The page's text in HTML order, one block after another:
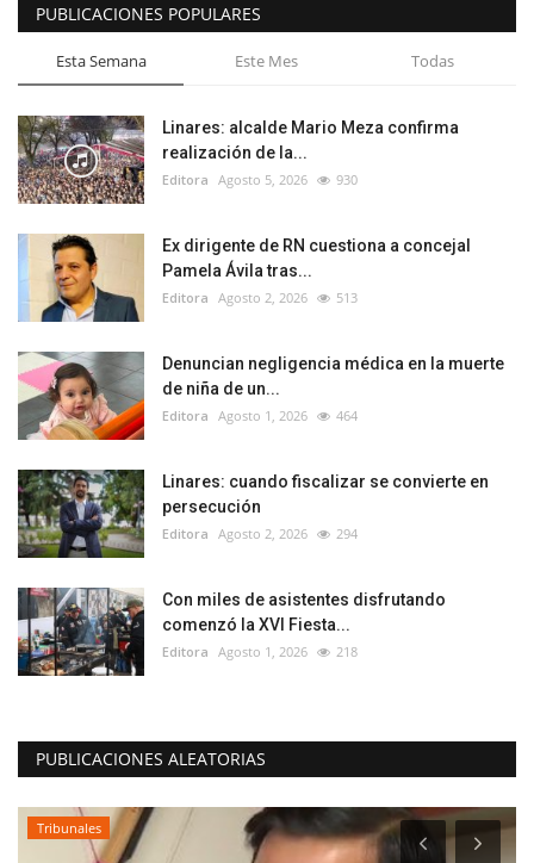
PUBLICACIONES POPULARES
Esta Semana Este Mes Todas
Linares: alcalde Mario Meza confirma
realización de la...
Editora Agosto 5, 2026 930
Ex dirigente de RN cuestiona a concejal
Pamela Ávila tras...
Editora Agosto 2, 2026 513
Denuncian negligencia médica en la muerte
de niña de un...
Editora Agosto 1, 2026 464
Linares: cuando fiscalizar se convierte en
persecución
Editora Agosto 2, 2026 294
Con miles de asistentes disfrutando
comenzó la XVI Fiesta...
Editora Agosto 1, 2026 218
PUBLICACIONES ALEATORIAS
Tribunales